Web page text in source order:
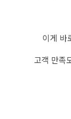
이게 바
고객 만족